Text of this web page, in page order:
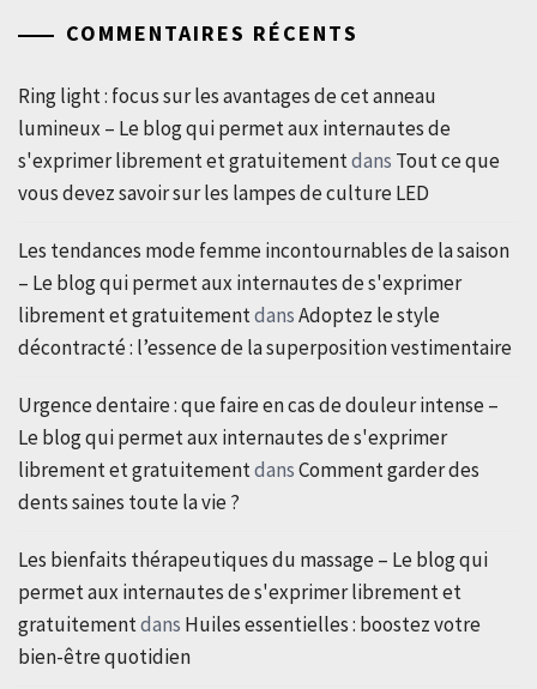
COMMENTAIRES RÉCENTS
Ring light : focus sur les avantages de cet anneau
lumineux – Le blog qui permet aux internautes de
s'exprimer librement et gratuitementdans Tout ce que
vous devez savoir sur les lampes de culture LED
Les tendances mode femme incontournables de la saison
– Le blog qui permet aux internautes de s'exprimer
librement et gratuitementdansAdoptez le style
décontracté : l’essence de la superposition vestimentaire
Urgence dentaire : que faire en cas de douleur intense –
Le blog qui permet aux internautes de s'exprimer
librement et gratuitementdansComment garder des
dents saines toute la vie ?
Les bienfaits thérapeutiques du massage – Le blog qui
permet aux internautes de s'exprimer librement et
gratuitementdans Huiles essentielles : boostez votre
bien-être quotidien